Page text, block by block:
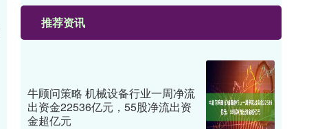
推荐资讯
牛顾问策略 机械设备行业一周净流
出资金22536亿元，55股净流出资
金超亿元